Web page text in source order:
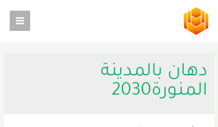
المحتوى
Main
دهان بالمدينة
المنورة2030